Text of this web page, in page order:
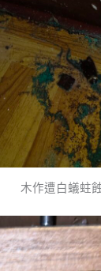
木作遭白蟻蛀